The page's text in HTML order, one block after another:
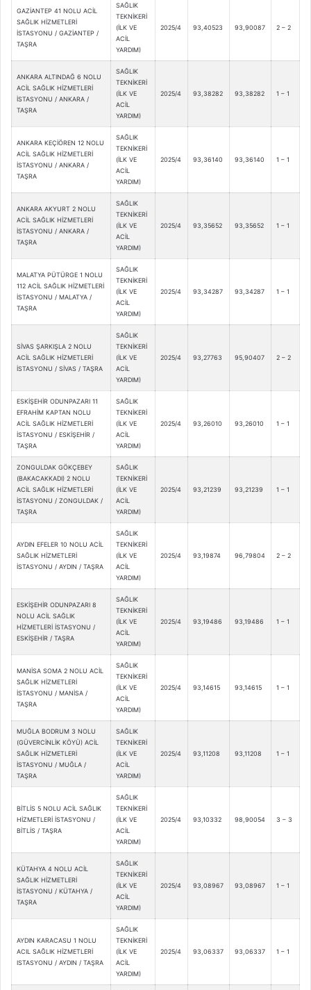
GAZİANTEP 41 NOLU ACİL
SAĞLIK HİZMETLERİ
İSTASYONU / GAZİANTEP /
TAŞRA
SAĞLIK
TEKNİKERİ
(İLK VE
ACİL
YARDIM)
2025/4 93,40523 93,90087 2 – 2
ANKARA ALTINDAĞ 6 NOLU
ACİL SAĞLIK HİZMETLERİ
İSTASYONU / ANKARA /
TAŞRA
SAĞLIK
TEKNİKERİ
(İLK VE
ACİL
YARDIM)
2025/4 93,38282 93,38282 1 – 1
ANKARA KEÇİÖREN 12 NOLU
ACİL SAĞLIK HİZMETLERİ
İSTASYONU / ANKARA /
TAŞRA
SAĞLIK
TEKNİKERİ
(İLK VE
ACİL
YARDIM)
2025/4 93,36140 93,36140 1 – 1
ANKARA AKYURT 2 NOLU
ACİL SAĞLIK HİZMETLERİ
İSTASYONU / ANKARA /
TAŞRA
SAĞLIK
TEKNİKERİ
(İLK VE
ACİL
YARDIM)
2025/4 93,35652 93,35652 1 – 1
MALATYA PÜTÜRGE 1 NOLU
112 ACİL SAĞLIK HİZMETLERİ
İSTASYONU / MALATYA /
TAŞRA
SAĞLIK
TEKNİKERİ
(İLK VE
ACİL
YARDIM)
2025/4 93,34287 93,34287 1 – 1
SİVAS ŞARKIŞLA 2 NOLU
ACİL SAĞLIK HİZMETLERİ
İSTASYONU / SİVAS / TAŞRA
SAĞLIK
TEKNİKERİ
(İLK VE
ACİL
YARDIM)
2025/4 93,27763 95,90407 2 – 2
ESKİŞEHİR ODUNPAZARI 11
EFRAHİM KAPTAN NOLU
ACİL SAĞLIK HİZMETLERİ
İSTASYONU / ESKİŞEHİR /
TAŞRA
SAĞLIK
TEKNİKERİ
(İLK VE
ACİL
YARDIM)
2025/4 93,26010 93,26010 1 – 1
ZONGULDAK GÖKÇEBEY
(BAKACAKKADI) 2 NOLU
ACİL SAĞLIK HİZMETLERİ
İSTASYONU / ZONGULDAK /
TAŞRA
SAĞLIK
TEKNİKERİ
(İLK VE
ACİL
YARDIM)
2025/4 93,21239 93,21239 1 – 1
AYDIN EFELER 10 NOLU ACİL
SAĞLIK HİZMETLERİ
İSTASYONU / AYDIN / TAŞRA
SAĞLIK
TEKNİKERİ
(İLK VE
ACİL
YARDIM)
2025/4 93,19874 96,79804 2 – 2
ESKİŞEHİR ODUNPAZARI 8
NOLU ACİL SAĞLIK
HİZMETLERİ İSTASYONU /
ESKİŞEHİR / TAŞRA
SAĞLIK
TEKNİKERİ
(İLK VE
ACİL
YARDIM)
2025/4 93,19486 93,19486 1 – 1
MANİSA SOMA 2 NOLU ACİL
SAĞLIK HİZMETLERİ
İSTASYONU / MANİSA /
TAŞRA
SAĞLIK
TEKNİKERİ
(İLK VE
ACİL
YARDIM)
2025/4 93,14615 93,14615 1 – 1
MUĞLA BODRUM 3 NOLU
(GÜVERCİNLİK KÖYÜ) ACİL
SAĞLIK HİZMETLERİ
İSTASYONU / MUĞLA /
TAŞRA
SAĞLIK
TEKNİKERİ
(İLK VE
ACİL
YARDIM)
2025/4 93,11208 93,11208 1 – 1
BİTLİS 5 NOLU ACİL SAĞLIK
HİZMETLERİ İSTASYONU /
BİTLİS / TAŞRA
SAĞLIK
TEKNİKERİ
(İLK VE
ACİL
YARDIM)
2025/4 93,10332 98,90054 3 – 3
KÜTAHYA 4 NOLU ACİL
SAĞLIK HİZMETLERİ
İSTASYONU / KÜTAHYA /
TAŞRA
SAĞLIK
TEKNİKERİ
(İLK VE
ACİL
YARDIM)
2025/4 93,08967 93,08967 1 – 1
AYDIN KARACASU 1 NOLU
ACIL SAĞLIK HİZMETLERİ
ISTASYONU / AYDIN / TAŞRA
SAĞLIK
TEKNİKERİ
(İLK VE
ACİL
YARDIM)
2025/4 93,06337 93,06337 1 – 1